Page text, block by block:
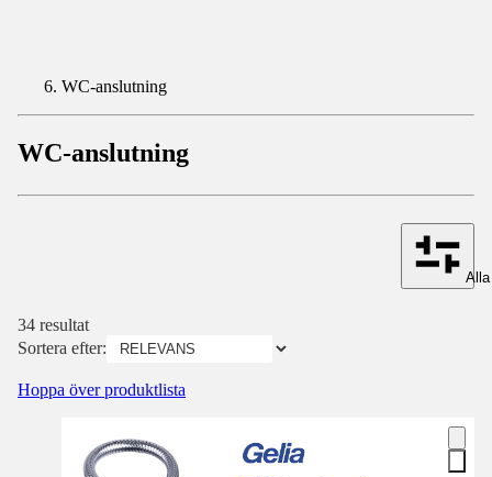
WC-anslutning
WC-anslutning
34 resultat
Sortera efter:
Hoppa över produktlista